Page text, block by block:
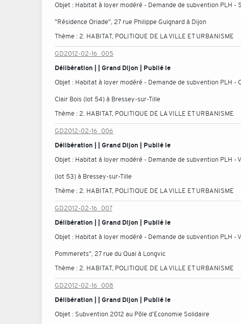
Objet : Habitat à loyer modéré - Demande de subvention PLH -
"Résidence Oriade", 27 rue Philippe Guignard à Dijon
Thème : 2. HABITAT, POLITIQUE DE LA VILLE ET URBANISME
GD2012-02-16_005
Délibération | | Grand Dijon | Publié le
Objet : Habitat à loyer modéré - Demande de subvention PLH -
Clair Bois (lot 54) à Bressey-sur-Tille
Thème : 2. HABITAT, POLITIQUE DE LA VILLE ET URBANISME
GD2012-02-16_006
Délibération | | Grand Dijon | Publié le
Objet : Habitat à loyer modéré - Demande de subvention PLH -
(lot 53) à Bressey-sur-Tille
Thème : 2. HABITAT, POLITIQUE DE LA VILLE ET URBANISME
GD2012-02-16_007
Délibération | | Grand Dijon | Publié le
Objet : Habitat à loyer modéré - Demande de subvention PLH -
Pommerets", 27 rue du Quai à Longvic
Thème : 2. HABITAT, POLITIQUE DE LA VILLE ET URBANISME
GD2012-02-16_008
Délibération | | Grand Dijon | Publié le
Objet : Subvention 2012 au Pôle d'Economie Solidaire